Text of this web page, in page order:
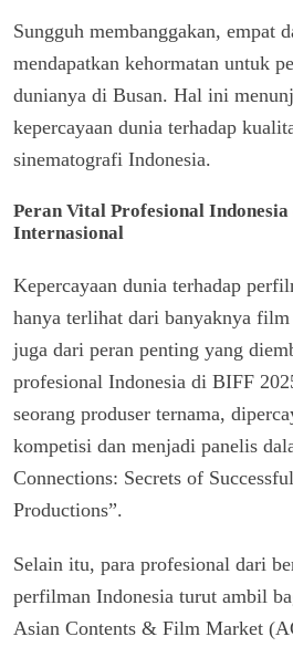
Sungguh membanggakan, empat
mendapatkan kehormatan untuk
dunianya di Busan. Hal ini
kepercayaan dunia terhadap
sinematografi Indonesia.
Peran Vital Profesional
Internasional
Kepercayaan dunia terhadap
hanya terlihat dari banyaknya
juga dari peran penting yang
profesional Indonesia di BIFF
seorang produser ternama,
kompetisi dan menjadi panelis
Connections: Secrets of
Productions”.
Selain itu, para profesional dari
perfilman Indonesia turut ambil
Asian Contents & Film Market